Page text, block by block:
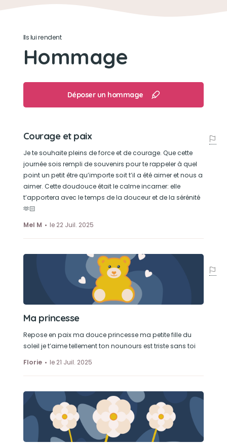
Ils lui rendent
Hommage
Déposer un hommage
Courage et paix
Je te souhaite pleins de force et de courage. Que cette
journée sois rempli de souvenirs pour te rappeler à quel
point un petit être qu’importe soit t’il a été aimer et nous a
aimer. Cette doudouce était le calme incarner: elle
t’apportera avec le temps de la douceur et de la sérénité
🫶🏻
Mel M
le 22 Juil. 2025
Ma princesse
Repose en paix ma douce princesse ma petite fille du
soleil je t’aime tellement ton nounours est triste sans toi
Florie
le 21 Juil. 2025